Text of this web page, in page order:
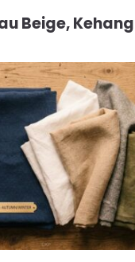
Beige,